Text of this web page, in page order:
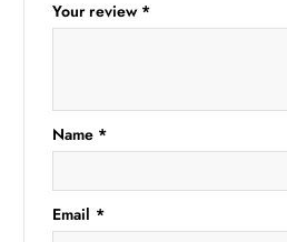
Your review *
Name *
Email *